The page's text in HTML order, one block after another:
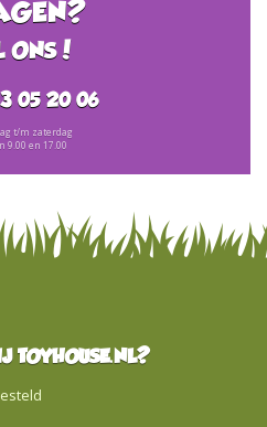
ONS!
05 20 06
t/m zaterdag
9.00 en 17.00
TOYHOUSE.NL?